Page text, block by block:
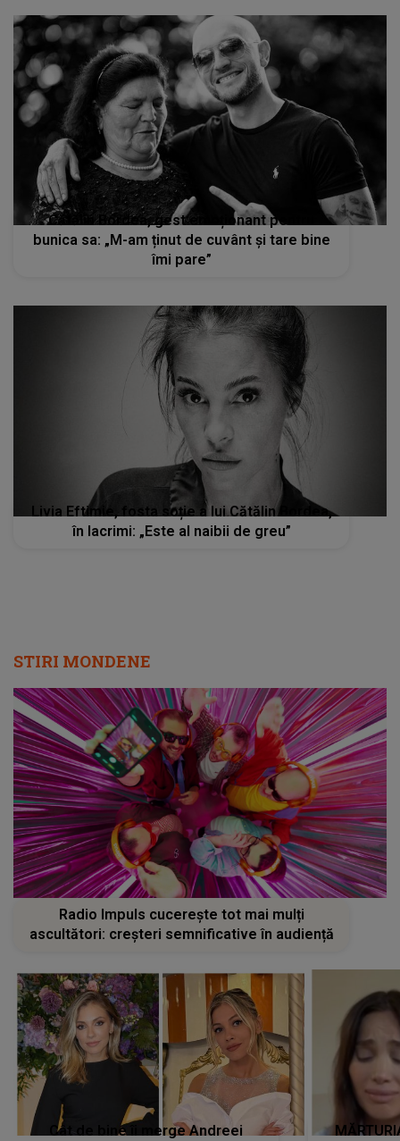
Cătălin Bordea, gest emoționant pentru
bunica sa: „M-am ținut de cuvânt și tare bine
îmi pare”
Livia Eftimie, fosta soție a lui Cătălin Bordea,
în lacrimi: „Este al naibii de greu”
STIRI MONDENE
Radio Impuls cucerește tot mai mulți
ascultători: creșteri semnificative în audiență
Cât de bine îi merge Andreei